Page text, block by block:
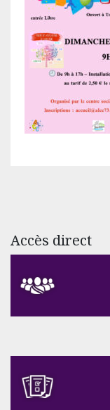
Accès direct